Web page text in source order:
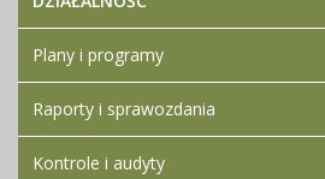
Plany i programy
Raporty i sprawozdania
Kontrole i audyty